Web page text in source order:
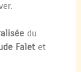
du
Faletet